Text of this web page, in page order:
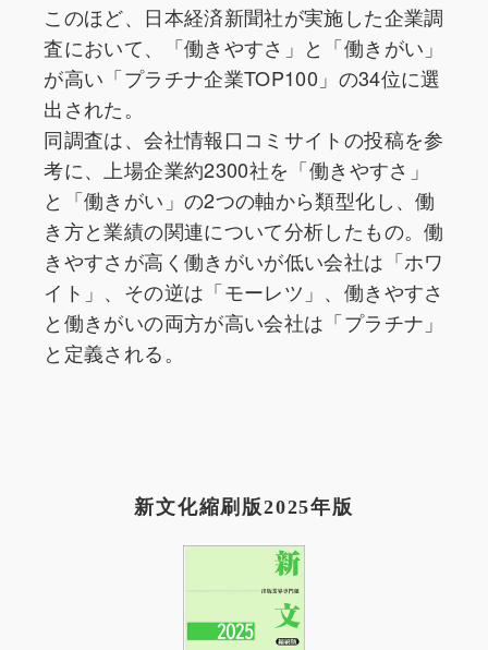
このほど、日本経済新聞社が実施した企業調
査において、「働きやすさ」と「働きがい」
が高い「プラチナ企業TOP100」の34位に選
出された。
同調査は、会社情報口コミサイトの投稿を参
考に、上場企業約2300社を「働きやすさ」
と「働きがい」の2つの軸から類型化し、働
き方と業績の関連について分析したもの。働
きやすさが高く働きがいが低い会社は「ホワ
イト」、その逆は「モーレツ」、働きやすさ
と働きがいの両方が高い会社は「プラチナ」
と定義される。
新文化縮刷版2025年版